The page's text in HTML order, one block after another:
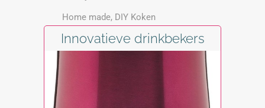
Home made, DIY Koken
Innovatieve drinkbekers